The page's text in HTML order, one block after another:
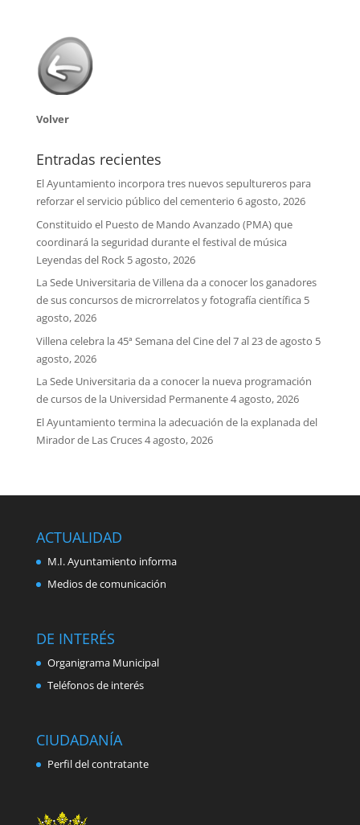
Volver
Entradas recientes
El Ayuntamiento incorpora tres nuevos sepultureros para
reforzar el servicio público del cementerio 6 agosto, 2026
Constituido el Puesto de Mando Avanzado (PMA) que
coordinará la seguridad durante el festival de música
Leyendas del Rock 5 agosto, 2026
La Sede Universitaria de Villena da a conocer los ganadores
de sus concursos de microrrelatos y fotografía científica 5
agosto, 2026
Villena celebra la 45ª Semana del Cine del 7 al 23 de agosto 5
agosto, 2026
La Sede Universitaria da a conocer la nueva programación
de cursos de la Universidad Permanente4 agosto, 2026
El Ayuntamiento termina la adecuación de la explanada del
Mirador de Las Cruces4 agosto, 2026
ACTUALIDAD
M.I. Ayuntamiento informa
Medios de comunicación
DE INTERÉS
Organigrama Municipal
Teléfonos de interés
CIUDADANÍA
Perfil del contratante